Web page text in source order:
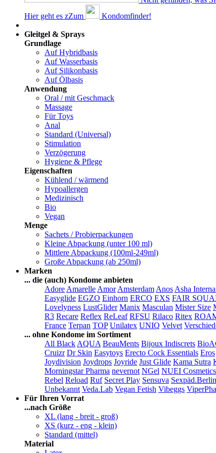
Hier geht es zZum
Kondomfinder!
Gleitgel & Sprays
Grundlage
Auf Hybridbasis
Auf Wasserbasis
Auf Silikonbasis
Auf Ölbasis
Anwendung
Oral / mit Geschmack
Massage
Für Toys
Anal
Standard (Universal)
Stimulation
Verzögerung
Hygiene & Pflege
Eigenschaften
Kühlend / wärmend
Hypoallergen
Medizinisch
Bio
Vegan
Menge
Sachets / Probierpackungen
Kleine Abpackung (unter 100 ml)
Mittlere Abpackung (100ml-249ml)
Große Abpackung (ab 250ml)
Marken
... die (auch) Kondome anbieten
Adore Amarelle Amor Amsterdam Anos Asha
Easyglide EGZO Einhorn ERCO EXS FAIR
Lovelyness LustGlider Manix Masculan Mister Size
R3 Recare Reflex ReLeaf RFSU Rilaco Ritex
France Terpan TOP Unilatex UNIQ Velvet
... ohne Kondome im Sortiment
All Black AQUA BeauMents Bijoux Indiscrets
Cruizr Dr Skin Easytoys Erecto Cock Essentials Eros
Joydivision Joydrops Joyride Just Glide Kama Sutra
Morningstar Pharma nevernot NGel NUEI Cosmetics
Rebel Reload Ruf Secret Play Sensuva Sexpäd.Berlin
Unbekannt Veda.Lab Vegan Fetish Vibeggs
Für Ihren Vorrat
...nach Größe
XL (lang - breit - groß)
XS (kurz - eng - klein)
Standard (mittel)
Material